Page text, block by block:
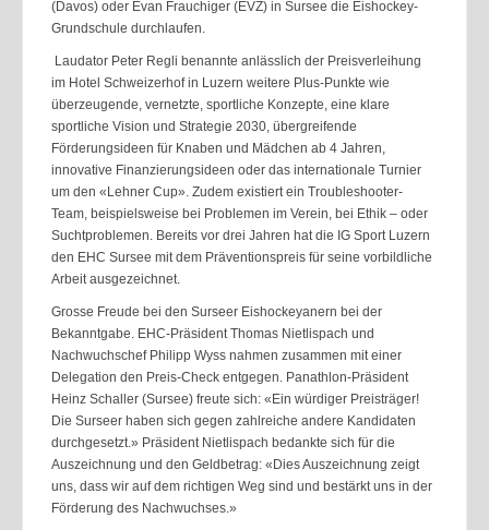
(Davos) oder Evan Frauchiger (EVZ) in Sursee die Eishockey-
Grundschule durchlaufen.
Laudator Peter Regli benannte anlässlich der Preisverleihung
im Hotel Schweizerhof in Luzern weitere Plus-Punkte wie
überzeugende, vernetzte, sportliche Konzepte, eine klare
sportliche Vision und Strategie 2030, übergreifende
Förderungsideen für Knaben und Mädchen ab 4 Jahren,
innovative Finanzierungsideen oder das internationale Turnier
um den «Lehner Cup». Zudem existiert ein Troubleshooter-
Team, beispielsweise bei Problemen im Verein, bei Ethik – oder
Suchtproblemen. Bereits vor drei Jahren hat die IG Sport Luzern
den EHC Sursee mit dem Präventionspreis für seine vorbildliche
Arbeit ausgezeichnet.
Grosse Freude bei den Surseer Eishockeyanern bei der
Bekanntgabe. EHC-Präsident Thomas Nietlispach und
Nachwuchschef Philipp Wyss nahmen zusammen mit einer
Delegation den Preis-Check entgegen. Panathlon-Präsident
Heinz Schaller (Sursee) freute sich: «Ein würdiger Preisträger!
Die Surseer haben sich gegen zahlreiche andere Kandidaten
durchgesetzt.» Präsident Nietlispach bedankte sich für die
Auszeichnung und den Geldbetrag: «Dies Auszeichnung zeigt
uns, dass wir auf dem richtigen Weg sind und bestärkt uns in der
Förderung des Nachwuchses.»